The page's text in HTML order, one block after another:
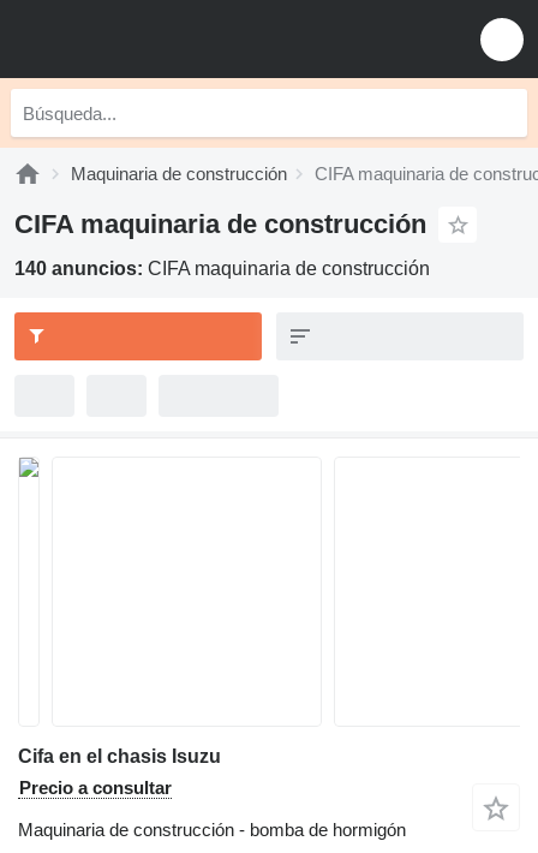
Maquinaria de construcción CIFA maquinaria de
CIFA maquinaria de construcción
140 anuncios: CIFA maquinaria de construcción
Cifa en el chasis Isuzu
Precio a consultar
Maquinaria de construcción - bomba de hormigón